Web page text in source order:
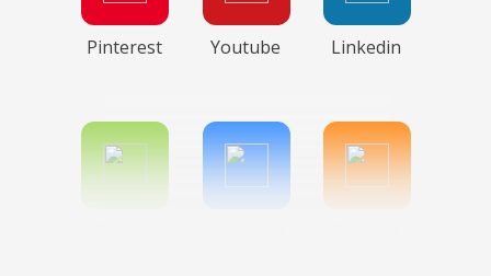
Pinterest Youtube Linkedin